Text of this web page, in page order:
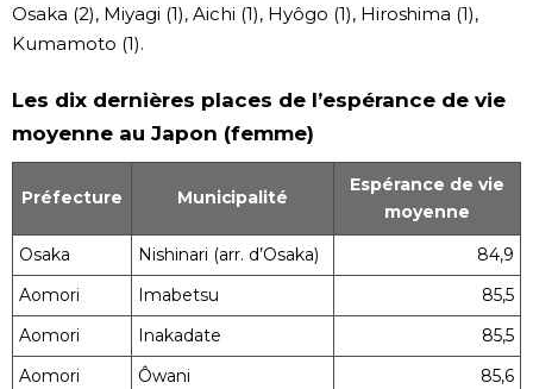
Osaka (2), Miyagi (1), Aichi (1), Hyôgo (1), Hiroshima (1),
Kumamoto (1).
Les dix dernières places de l’espérance de vie
moyenne au Japon (femme)
Préfecture Municipalité
Espérance de vie
moyenne
Osaka
Nishinari (arr. d’Osaka)
84,9
Aomori
Imabetsu
85,5
Aomori
Inakadate
85,5
Aomori
Ôwani
85,6